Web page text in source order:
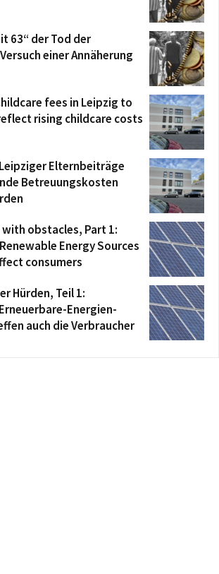
63“ der Tod der
einer Annäherung
fees in Leipzig to
rising childcare costs
Elternbeiträge
Betreuungskosten
obstacles, Part 1:
Energy Sources
consumers
Hürden, Teil 1:
Energien-
auch die Verbraucher